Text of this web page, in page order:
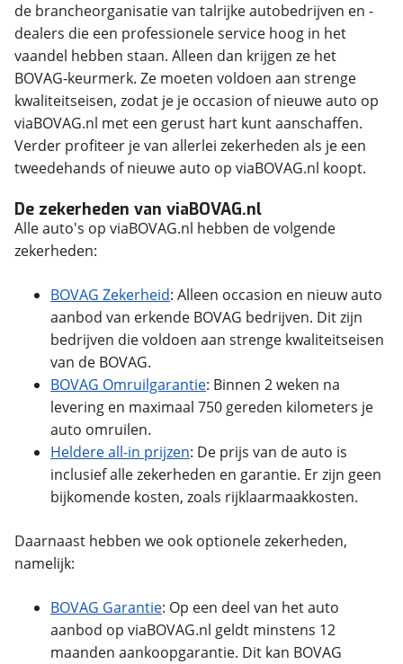
de brancheorganisatie van talrijke autobedrijven en -
dealers die een professionele service hoog in het
vaandel hebben staan. Alleen dan krijgen ze het
BOVAG-keurmerk. Ze moeten voldoen aan strenge
kwaliteitseisen, zodat je je occasion of nieuwe auto op
viaBOVAG.nl met een gerust hart kunt aanschaffen.
Verder profiteer je van allerlei zekerheden als je een
tweedehands of nieuwe auto op viaBOVAG.nl koopt.
De zekerheden van viaBOVAG.nl
Alle auto's op viaBOVAG.nl hebben de volgende
zekerheden:
BOVAG Zekerheid: Alleen occasion en nieuw auto
aanbod van erkende BOVAG bedrijven. Dit zijn
bedrijven die voldoen aan strenge kwaliteitseisen
van de BOVAG.
BOVAG Omruilgarantie: Binnen 2 weken na
levering en maximaal 750 gereden kilometers je
auto omruilen.
Heldere all-in prijzen: De prijs van de auto is
inclusief alle zekerheden en garantie. Er zijn geen
bijkomende kosten, zoals rijklaarmaakkosten.
Daarnaast hebben we ook optionele zekerheden,
namelijk:
BOVAG Garantie: Op een deel van het auto
aanbod op viaBOVAG.nl geldt minstens 12
maanden aankoopgarantie. Dit kan BOVAG